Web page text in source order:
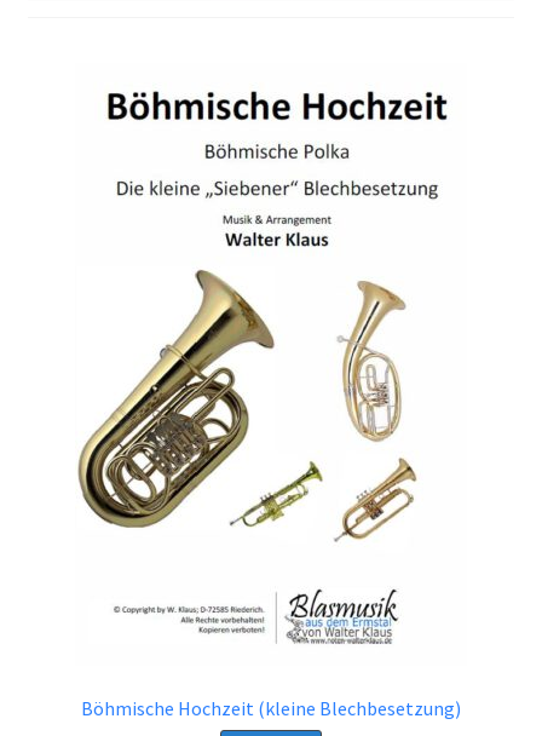
Alphornhefte
Warenkorb
„Alphornzauber“
Böhmische Hochzeit (kleine Blechbesetzung)